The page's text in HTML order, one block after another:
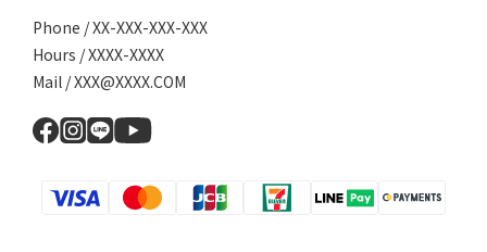
Phone / XX-XXX-XXX-XXX
Hours / XXXX-XXXX
Mail / XXX@XXXX.COM